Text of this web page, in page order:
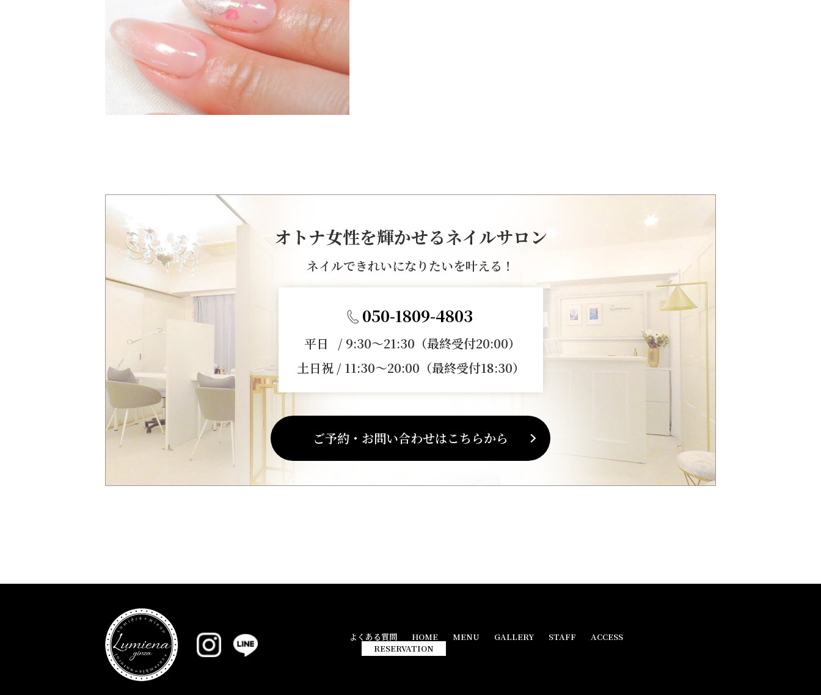
オトナ女性を輝かせるネイルサロン
ネイルできれいになりたいを叶える！
050-1809-4803
平日 / 9:30～21:30（最終受付20:00）
土日祝 / 11:30～20:00（最終受付18:30）
ご予約・お問い合わせはこちらから
よくある質問 HOME MENU GALLERY STAFF
ACCESS
RESERVATION